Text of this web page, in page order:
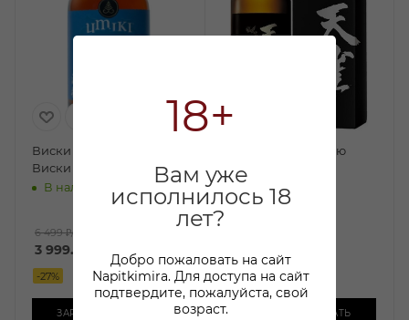
18+
Вам уже
исполнилось 18
лет?
Добро пожаловать на сайт
Napitkimira. Для доступа на сайт
подтвердите, пожалуйста, свой
возраст.
Виски Умики Блендед
Виски 0,75л
В наличии:
6 499 ₽/шт
3 999.99
-27%
ЗАРЕЗЕРВИРОВАТЬ
Виски Тенжаку Пью
Молт 0,7л п/у
В наличии:
-15%
ЗАРЕЗЕРВИРОВАТЬ